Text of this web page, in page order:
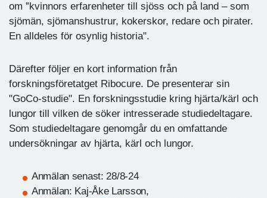
om ”kvinnors erfarenheter till sjöss och på land – som
sjömän, sjömanshustrur, kokerskor, redare och pirater.
En alldeles för osynlig historia".
Därefter följer en kort information från
forskningsföretatget Ribocure. De presenterar sin
"GoCo-studie". En forskningsstudie kring hjärta/kärl och
lungor till vilken de söker intresserade studiedeltagare.
Som studiedeltagare genomgår du en omfattande
undersökningar av hjärta, kärl och lungor.
Anmälan senast: 28/8-24
Anmälan: Kaj-Åke Larsson,